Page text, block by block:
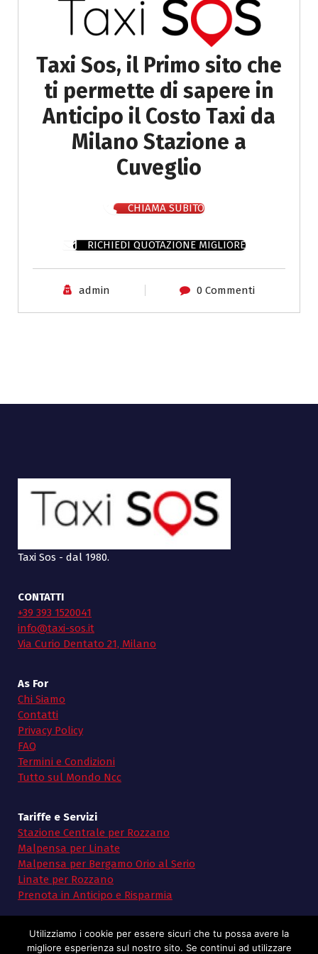
Taxi Sos, il Primo sito che
ti permette di sapere in
Anticipo il Costo Taxi da
Milano Stazione a
Cuveglio
CHIAMA SUBITO
RICHIEDI QUOTAZIONE MIGLIORE
admin 0 Commenti
Taxi Sos - dal 1980.
CONTATTI
+39 393 1520041
info@taxi-sos.it
Via Curio Dentato 21, Milano
As For
Chi Siamo
Contatti
Privacy Policy
FAQ
Termini e Condizioni
Tutto sul Mondo Ncc
Tariffe e Servizi
Stazione Centrale per Rozzano
Malpensa per Linate
Malpensa per Bergamo Orio al Serio
Linate per Rozzano
Prenota in Anticipo e Risparmia
Utilizziamo i cookie per essere sicuri che tu possa avere la
migliore esperienza sul nostro sito. Se continui ad utilizzare